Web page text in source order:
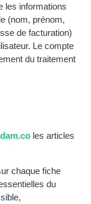
les informations
(nom, prénom,
de facturation)
Le compte
du traitement
les articles
chaque fiche
du